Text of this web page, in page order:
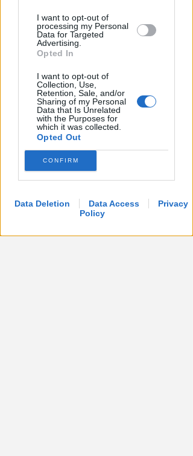
I want to opt-out of
processing my Personal
Data for Targeted
Advertising.
Opted In
I want to opt-out of
Collection, Use,
Retention, Sale, and/or
Sharing of my Personal
Data that Is Unrelated
with the Purposes for
which it was collected.
Opted Out
CONFIRM
Data Deletion Data Access
Privacy
Policy
VITTIMA UN ANZIANO RIMINESE
Borseggi sul Metromare, ladri
arrestati grazie all'occhio
esperto di un agente
Lamberto Abbati